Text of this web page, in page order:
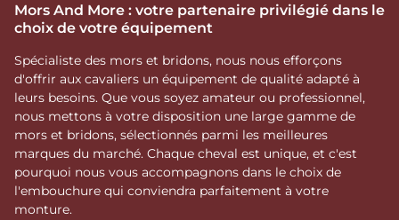
Mors And More : votre partenaire privilégié dans le
choix de votre équipement
Spécialiste des mors et bridons, nous nous efforçons
d'offrir aux cavaliers un équipement de qualité adapté à
leurs besoins. Que vous soyez amateur ou professionnel,
nous mettons à votre disposition une large gamme de
mors et bridons, sélectionnés parmi les meilleures
marques du marché. Chaque cheval est unique, et c'est
pourquoi nous vous accompagnons dans le choix de
l'embouchure qui conviendra parfaitement à votre
monture.